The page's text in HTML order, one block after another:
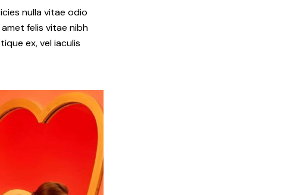
nulla vitae odio
felis vitae nibh
ex, vel iaculis